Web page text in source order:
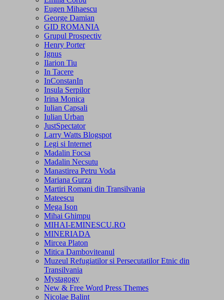
Eugen Mihaescu
George Damian
GID ROMANIA
Grupul Prospectiv
Henry Porter
Ignus
Ilarion Tiu
In Tacere
InConstanIn
Insula Serpilor
Irina Monica
Iulian Capsali
Iulian Urban
JustSpectator
Larry Watts Blogspot
Legi si Internet
Madalin Focsa
Madalin Necsutu
Manastirea Petru Voda
Mariana Gurza
Martiri Romani din Transilvania
Mateescu
Mega Ison
Mihai Ghimpu
MIHAI-EMINESCU.RO
MINERIADA
Mircea Platon
Mitica Damboviteanul
Muzeul Refugiatilor si Persecutatilor Etnic din
Transilvania
Mystagogy
New & Free Word Press Themes
Nicolae Balint